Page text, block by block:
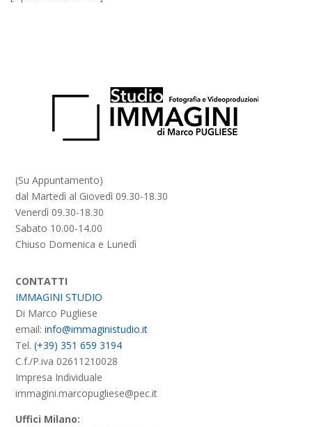
(Su Appuntamento)
dal Martedì al Giovedì 09.30-18.30
Venerdì 09.30-18.30
Sabato 10.00-14.00
Chiuso Domenica e Lunedì
CONTATTI
IMMAGINI STUDIO
Di Marco Pugliese
email:info@immaginistudio.it
Tel.(+39) 351 659 3194
C.f./P.iva 02611210028
Impresa Individuale
immagini.marcopugliese@pec.it
Uffici Milano: